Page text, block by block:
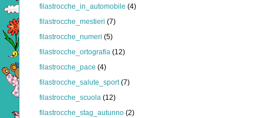
filastrocche_in_automobile (4)
filastrocche_mestieri (7)
filastrocche_numeri (5)
filastrocche_ortografia (12)
filastrocche_pace (4)
filastrocche_salute_sport (7)
filastrocche_scuola (12)
filastrocche_stag_autunno (2)